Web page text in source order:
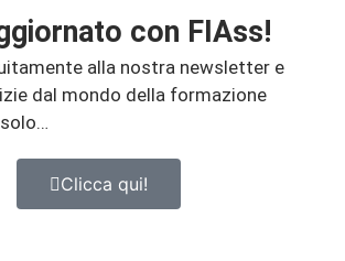
con FIAss!
alla nostra newsletter e
dal mondo della formazione
solo…
Clicca qui!